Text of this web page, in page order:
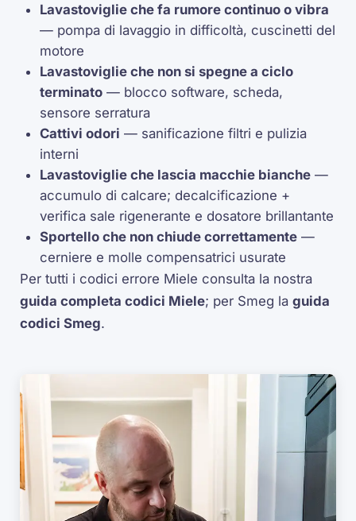
Lavastoviglie che fa rumore continuo o vibra
— pompa di lavaggio in difficoltà, cuscinetti del
motore
Lavastoviglie che non si spegne a ciclo
terminato — blocco software, scheda,
sensore serratura
Cattivi odori — sanificazione filtri e pulizia
interni
Lavastoviglie che lascia macchie bianche —
accumulo di calcare; decalcificazione +
verifica sale rigenerante e dosatore brillantante
Sportello che non chiude correttamente —
cerniere e molle compensatrici usurate
Per tutti i codici errore Miele consulta la nostra
guida completa codici Miele; per Smeg laguida
codici Smeg.